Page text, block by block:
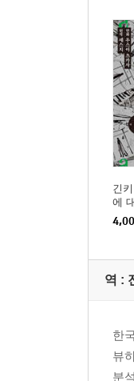
긴
에
역 :
한
뷰
분